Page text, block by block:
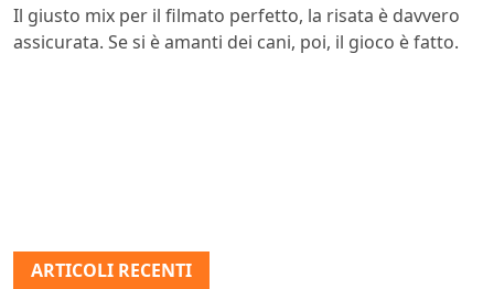
Il giusto mix per il filmato perfetto, la risata è davvero
assicurata. Se si è amanti dei cani, poi, il gioco è fatto.
ARTICOLI RECENTI